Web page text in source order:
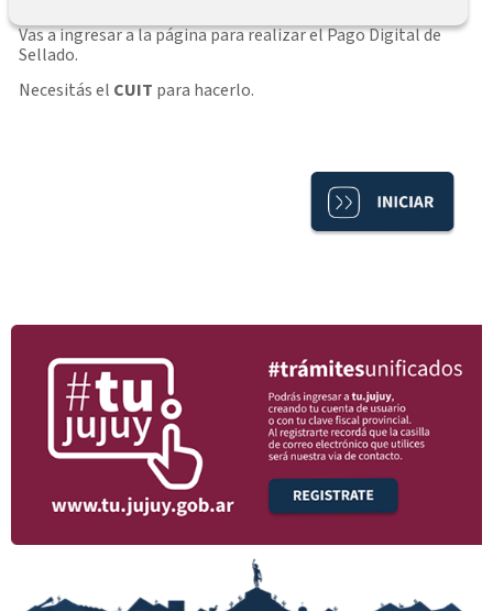
Vas a ingresar a la página para realizar el Pago Digital de
Sellado.
Necesitás el CUIT para hacerlo.